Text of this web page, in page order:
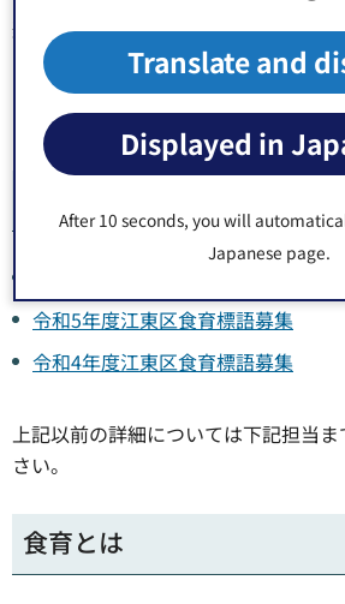
Translate and
Displayed in
After 10 seconds, you will
Japanese page.
郵便番号135-0016東京都江東区東陽2
電話番号：03-3647-6713（直通）
Fax：03-3615-7171
令和5年度江東区食育標語募集
令和4年度江東区食育標語募集
上記以前の詳細については下記担当
さい。
食育とは